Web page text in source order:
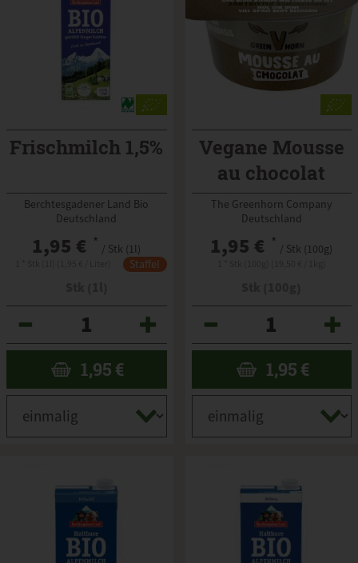
Frischmilch 1,5%
Berchtesgadener Land Bio
Deutschland
1,95 € * / Stk (1l)
Staffel
1,95 €
Vegane Mousse
au chocolat
The Greenhorn Company
Deutschland
1,95 € * / Stk (100g)
1,95 €